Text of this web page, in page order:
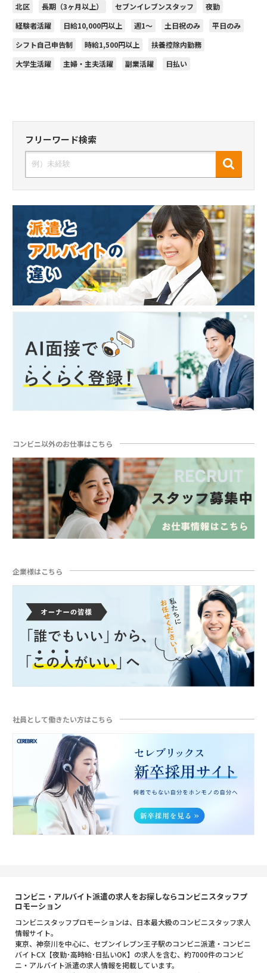
北区 長期（3ヶ月以上） セブンイレブンスタッフ
夜勤
経験者活躍
日給10,000円以上 週1～ 土日祝のみ
平日のみ
シフト自己申告制
時給1,500円以上
扶養控除内勤務
大学生活躍
主婦・主夫活躍 副業活躍 日払い
フリーワード検索
コンビニ以外のお仕事はこちら
企業様はこちら
社員として働きたい方はこちら
コンビニ・アルバイト派遣の求人をお探しならコンビニスタッフプ
ロモーション
コンビニスタッフプロモーションは、日本最大級のコンビニスタッフ求人
情報サイト。
東京、神奈川を中心に、セブンイレブン王子駅のコンビニ派遣・コンビニ
バイトCX【夜勤･高時給･日払いOK】の求人を含む、約7000件のコンビ
ニ・アルバイト派遣の求人情報を掲載しています。